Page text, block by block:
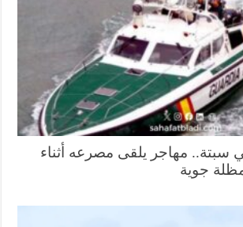
مهاجر يلقى مصرعه أثناء